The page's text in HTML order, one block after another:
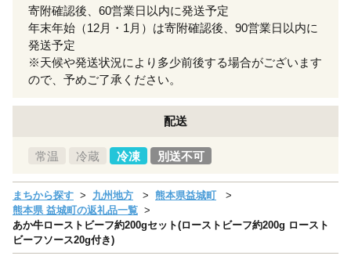
寄附確認後、60営業日以内に発送予定
年末年始（12月・1月）は寄附確認後、90営業日以内に
発送予定
※天候や発送状況により多少前後する場合がございます
ので、予めご了承ください。
配送
常温 冷蔵 冷凍 別送不可
まちから探す 九州地方
熊本県益城町
熊本県 益城町の返礼品一覧
あか牛ローストビーフ約200gセット(ローストビーフ約200g ロースト
ビーフソース20g付き)